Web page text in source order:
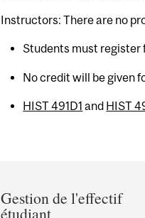
Instructors: There are no
Students must register
No credit will be given
HIST 491D1 and HIST
and
Gestion de l'effectif
étudiant